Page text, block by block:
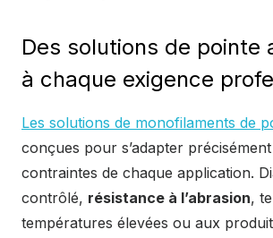
Des solutions de pointe
à chaque exigence
Les solutions de monofilaments de
conçues pour s’adapter
contraintes de chaque application.
contrôlé, résistance à l’abrasion,
températures élevées ou aux